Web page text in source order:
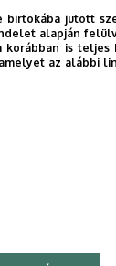
részére az
jutott
alapján
is
az alábbi